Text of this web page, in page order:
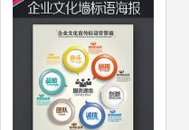
赏——西风东韵的
视觉魔法